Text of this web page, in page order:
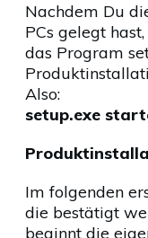
Nachdem Du
PCs gelegt
das Program
Also:
setup.exe
Im folgenden
die bestätigt
beginnt die